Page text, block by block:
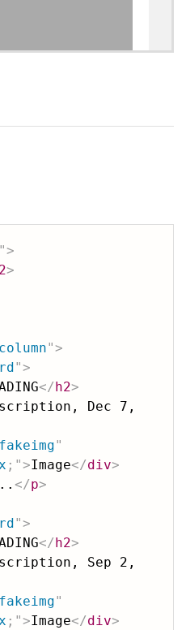
">
>
">
">
</h2>
Dec 7,
fakeimg"
; ">Image</div>
</p>
">
</h2>
Sep 2,
fakeimg"
; ">Image</div>